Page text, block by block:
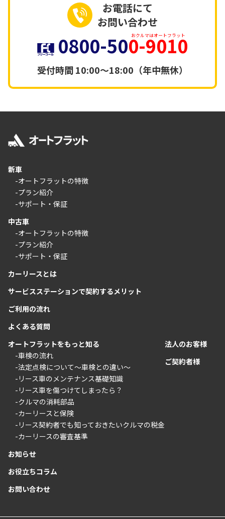
お電話にて
お問い合わせ
0800-500-9010
おクルマはオートフラット
受付時間10:00～18:00（年中無休）
新車
-オートフラットの特徴
-プラン紹介
-サポート・保証
中古車
-オートフラットの特徴
-プラン紹介
-サポート・保証
カーリースとは
サービスステーションで契約するメリット
ご利用の流れ
よくある質問
オートフラットをもっと知る
-車検の流れ
-法定点検について〜車検との違い〜
-リース車のメンテナンス基礎知識
-リース車を傷つけてしまったら？
-クルマの消耗部品
-カーリースと保険
-リース契約者でも知っておきたいクルマの税金
-カーリースの審査基準
お知らせ
お役立ちコラム
お問い合わせ
法人のお客様
ご契約者様